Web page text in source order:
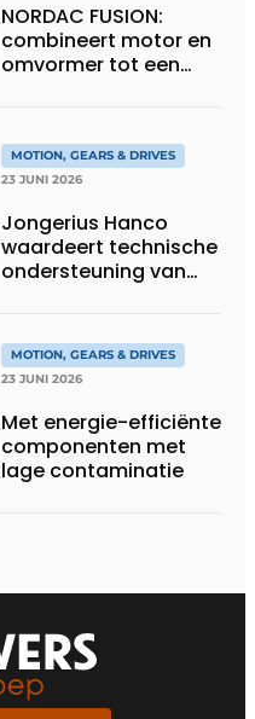
NORDAC FUSION:
combineert motor en
omvormer tot een
eenheid
MOTION, GEARS & DRIVES
23 JUNI 2026
Jongerius Hanco
waardeert technische
ondersteuning van
MOTION, GEARS & DRIVES
23 JUNI 2026
Met energie-efficiënte
componenten met
lage contaminatie